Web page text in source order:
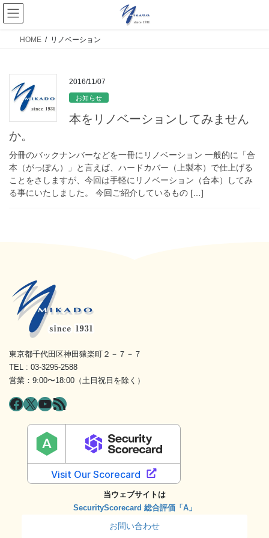
HOME リノベーション
2016/11/07
お知らせ
本をリノベーションしてみません
か。
分冊のバックナンバーなどを一冊にリノベーション 一般的に「合
本（がっぽん）」と言えば、ハードカバー（上製本）で仕上げる
ことをさしますが、今回は手軽にリノベーション（合本）してみ
る事にいたしました。 今回ご紹介しているもの […]
東京都千代田区神田猿楽町２－７－７
TEL : 03-3295-2588
営業：9:00〜18:00（土日祝日を除く）
Facebook
X YouTube
RSS フィード
当ウェブサイトは
SecurityScorecard 総合評価「A」
お問い合わせ